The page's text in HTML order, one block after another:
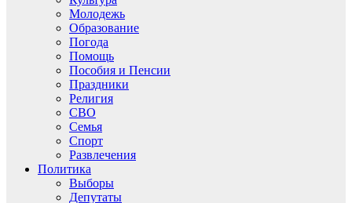
Молодежь
Образование
Погода
Помощь
Пособия и Пенсии
Праздники
Религия
СВО
Семья
Спорт
Развлечения
Политика
Выборы
Депутаты